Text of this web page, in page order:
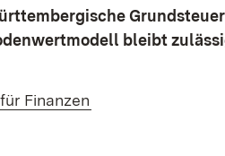
bleibt
Finanzen